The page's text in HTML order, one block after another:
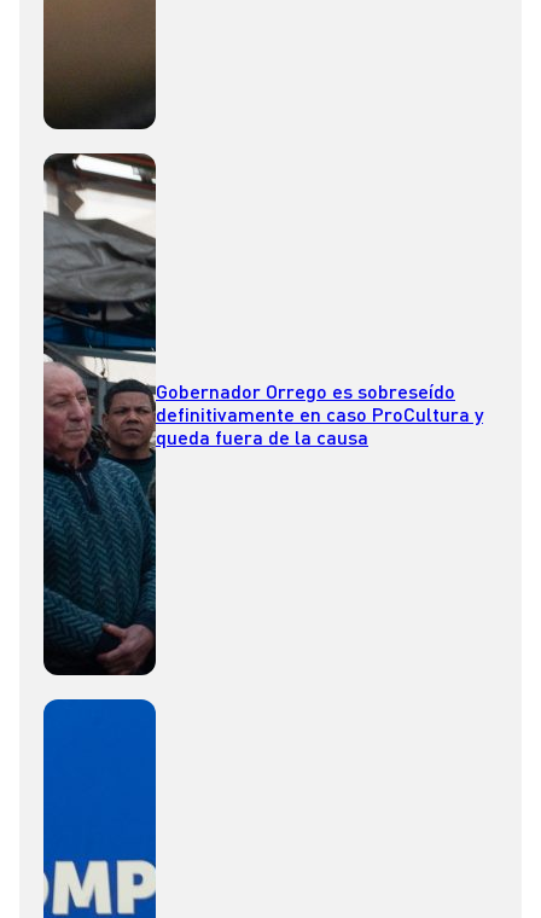
Gobernador Orrego es sobreseído
definitivamente en caso ProCultura y
queda fuera de la causa